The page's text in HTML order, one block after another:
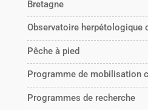
Bretagne
Observatoire herpétologique
Pêche à pied
Programme de mobilisation
Programmes de recherche